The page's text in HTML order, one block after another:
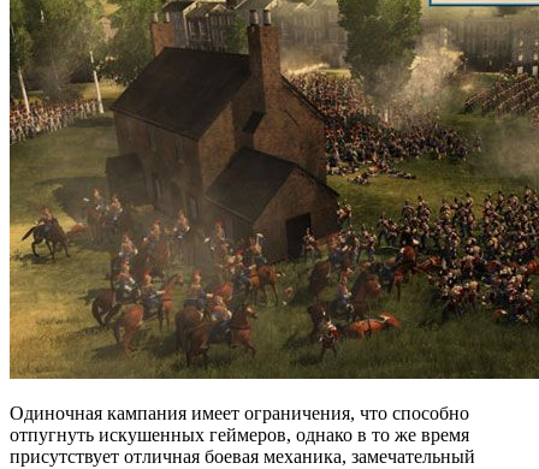
Одиночная кампания имеет ограничения, что способно
отпугнуть искушенных геймеров, однако в то же время
присутствует отличная боевая механика, замечательный